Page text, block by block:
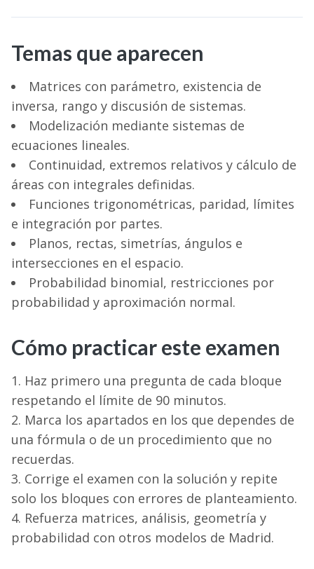
Temas que aparecen
Matrices con parámetro, existencia de
inversa, rango y discusión de sistemas.
Modelización mediante sistemas de
ecuaciones lineales.
Continuidad, extremos relativos y cálculo de
áreas con integrales definidas.
Funciones trigonométricas, paridad, límites
e integración por partes.
Planos, rectas, simetrías, ángulos e
intersecciones en el espacio.
Probabilidad binomial, restricciones por
probabilidad y aproximación normal.
Cómo practicar este examen
Haz primero una pregunta de cada bloque
respetando el límite de 90 minutos.
Marca los apartados en los que dependes de
una fórmula o de un procedimiento que no
recuerdas.
Corrige el examen con la solución y repite
solo los bloques con errores de planteamiento.
Refuerza matrices, análisis, geometría y
probabilidad con otros modelos de Madrid.